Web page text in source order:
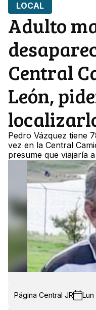
LOCAL
Adulto
Central
León,
Pedro Vázquez tiene
vez en la Central
presume que viajaría
Página Central JR